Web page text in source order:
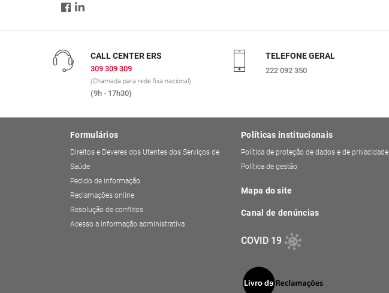
CALL CENTER ERS
309 309 309
(Chamada para rede fixa nacional)
(9h - 17h30)
TELEFONE GERAL
222 092 350
Formulários
Direitos e Deveres dos Utentes dos Serviços de
Saúde
Pedido de informação
Reclamações online
Resolução de conflitos
Acesso a informação administrativa
Políticas institucionais
Política de proteção de dados e de privacidade
Política de gestão
Mapa do site
Canal de denúncias
COVID 19